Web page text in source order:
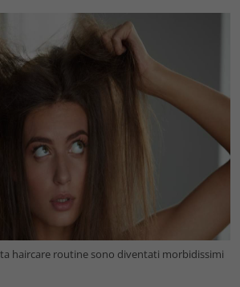
haircare routine sono diventati morbidissimi